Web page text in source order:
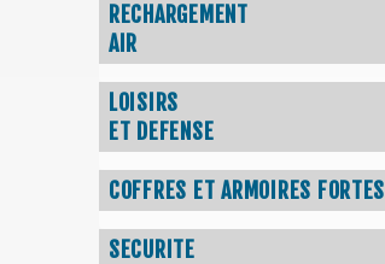
RECHARGEMENT
AIR
LOISIRS
ET DEFENSE
COFFRES ET ARMOIRES FORTES
SECURITE